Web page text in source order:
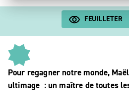
FEUILLETER
Pour regagner notre monde,
ultimage : un maître de toutes